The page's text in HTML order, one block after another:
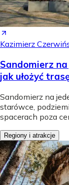
Kazimierz
Sandomierz
jak ułożyć
Sandomierz na
starówce,
spacerach poza
Regiony i atrakcje